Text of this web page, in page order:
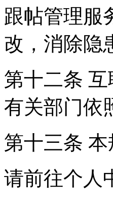
跟帖管理服
改，消除隐
第十二条
有关部门依
第十三条
请前往个人